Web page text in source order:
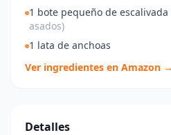
1 bote pequeño de escalivada
asados)
1 lata de anchoas
Ver ingredientes en Amazon →
Detalles